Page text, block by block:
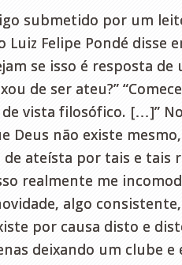
submetido por um
Luiz Felipe Pondé disse
se isso é resposta
de ser ateu?”
vista filosófico. […]”
Deus não existe
de ateísta por tais e tais
realmente me
algo
por causa disto e
deixando um clube